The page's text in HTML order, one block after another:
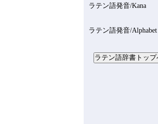
ラテン語発音/Kana
ラテン語発音/Alphabet